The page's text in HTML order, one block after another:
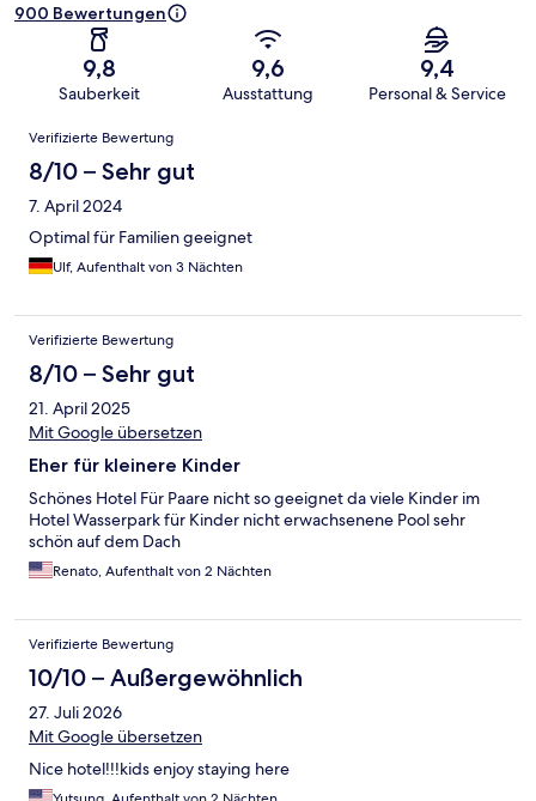
900 Bewertungen
9,8
Sauberkeit
9,6
Ausstattung
9,4
Personal & Service
Bewertungen
Verifizierte Bewertung
8/10 – Sehr gut
7. April 2024
Optimal für Familien geeignet
Ulf, Aufenthalt von 3 Nächten
Verifizierte Bewertung
8/10 – Sehr gut
21. April 2025
Mit Google übersetzen
Eher für kleinere Kinder
Schönes Hotel Für Paare nicht so geeignet da viele Kinder im
Hotel Wasserpark für Kinder nicht erwachsenene Pool sehr
schön auf dem Dach
Renato, Aufenthalt von 2 Nächten
Verifizierte Bewertung
10/10 – Außergewöhnlich
27. Juli 2026
Mit Google übersetzen
Nice hotel!!!kids enjoy staying here